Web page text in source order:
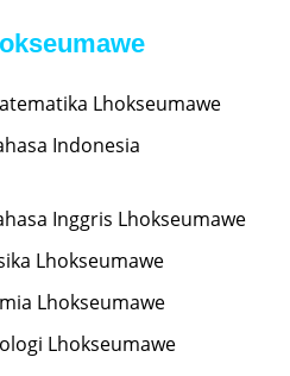
Lhokseumawe
Indonesia
Inggris Lhokseumawe
Lhokseumawe
Lhokseumawe
Lhokseumawe